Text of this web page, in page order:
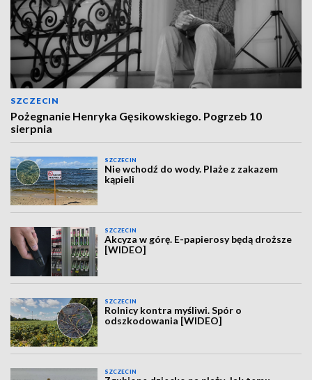
SZCZECIN
Pożegnanie Henryka Gęsikowskiego. Pogrzeb 10
sierpnia
SZCZECIN
Nie wchodź do wody. Plaże z zakazem
kąpieli
SZCZECIN
Akcyza w górę. E-papierosy będą droższe
[WIDEO]
SZCZECIN
Rolnicy kontra myśliwi. Spór o
odszkodowania [WIDEO]
SZCZECIN